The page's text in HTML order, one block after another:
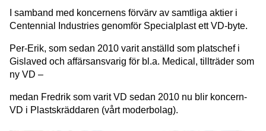
I samband med koncernens förvärv av samtliga aktier i
Centennial Industries genomför Specialplast ett VD-byte.
Per-Erik, som sedan 2010 varit anställd som platschef i
Gislaved och affärsansvarig för bl.a. Medical, tillträder som
ny VD –
medan Fredrik som varit VD sedan 2010 nu blir koncern-
VD i Plastskräddaren (vårt moderbolag).